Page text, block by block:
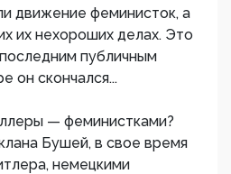
движение феминисток, а
их нехороших делах. Это
публичным
он скончался...
— феминистками?
Бушей, в свое время
немецкими